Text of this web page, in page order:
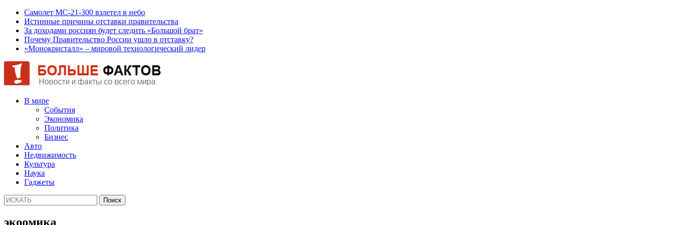
Самолет МС-21-300 взлетел в небо
Истинные причины отставки правительства
За доходами россиян будет следить «Большой брат»
Почему Правительство России ушло в отставку?
«Монокристалл» – мировой технологический лидер
В мире
События
Экономика
Политика
Бизнес
Авто
Недвижимость
Культура
Наука
Гаджеты
экоомика